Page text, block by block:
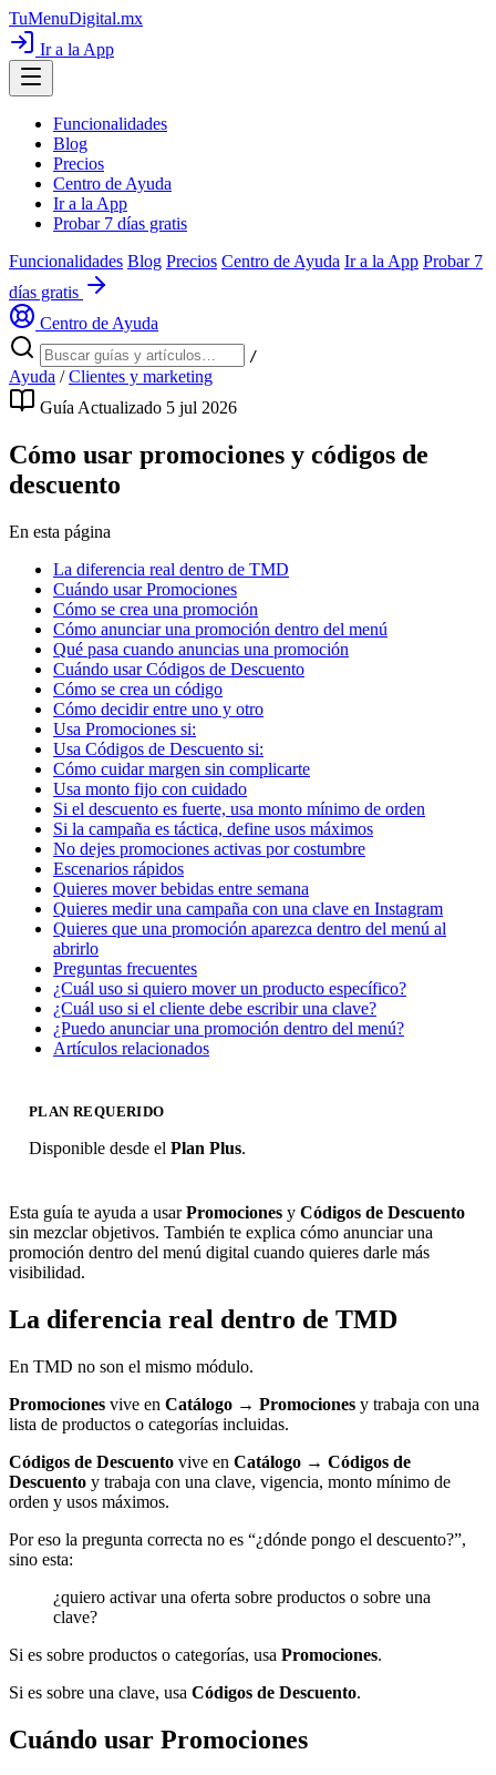
TuMenuDigital.mx
Ir a la App
Funcionalidades
Blog
Precios
Centro de Ayuda
Ir a la App
Probar 7 días gratis
Funcionalidades Blog Precios Centro de Ayuda Ir a la App Probar 7
días gratis
Centro de Ayuda
/
Ayuda / Clientes y marketing
Guía Actualizado 5 jul 2026
Cómo usar promociones y códigos de
descuento
En esta página
La diferencia real dentro de TMD
Cuándo usar Promociones
Cómo se crea una promoción
Cómo anunciar una promoción dentro del menú
Qué pasa cuando anuncias una promoción
Cuándo usar Códigos de Descuento
Cómo se crea un código
Cómo decidir entre uno y otro
Usa Promociones si:
Usa Códigos de Descuento si:
Cómo cuidar margen sin complicarte
Usa monto fijo con cuidado
Si el descuento es fuerte, usa monto mínimo de orden
Si la campaña es táctica, define usos máximos
No dejes promociones activas por costumbre
Escenarios rápidos
Quieres mover bebidas entre semana
Quieres medir una campaña con una clave en Instagram
Quieres que una promoción aparezca dentro del menú al
abrirlo
Preguntas frecuentes
¿Cuál uso si quiero mover un producto específico?
¿Cuál uso si el cliente debe escribir una clave?
¿Puedo anunciar una promoción dentro del menú?
Artículos relacionados
PLAN REQUERIDO
Disponible desde el Plan Plus.
Esta guía te ayuda a usarPromociones y Códigos de Descuento
sin mezclar objetivos. También te explica cómo anunciar una
promoción dentro del menú digital cuando quieres darle más
visibilidad.
La diferencia real dentro de TMD
En TMD no son el mismo módulo.
Promociones vive en Catálogo → Promociones y trabaja con una
lista de productos o categorías incluidas.
Códigos de Descuento vive en Catálogo → Códigos de
Descuento y trabaja con una clave, vigencia, monto mínimo de
orden y usos máximos.
Por eso la pregunta correcta no es “¿dónde pongo el descuento?”,
sino esta:
¿quiero activar una oferta sobre productos o sobre una
clave?
Si es sobre productos o categorías, usa Promociones.
Si es sobre una clave, usa Códigos de Descuento.
Cuándo usar Promociones